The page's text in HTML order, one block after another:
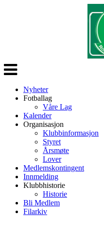
Veksle
navigasjon
Nyheter
Fotballag
Våre Lag
Kalender
Organisasjon
Klubbinformasjon
Styret
Årsmøte
Lover
Medlemskontingent
Innmelding
Klubbhistorie
Historie
Bli Medlem
Filarkiv